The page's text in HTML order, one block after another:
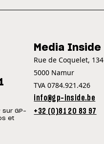
sur GP-
et
Media Inside
Rue de Coquelet, 134
5000 Namur
TVA 0784.921.426
info@gp-inside.be
+32 (0)81 20 83 97